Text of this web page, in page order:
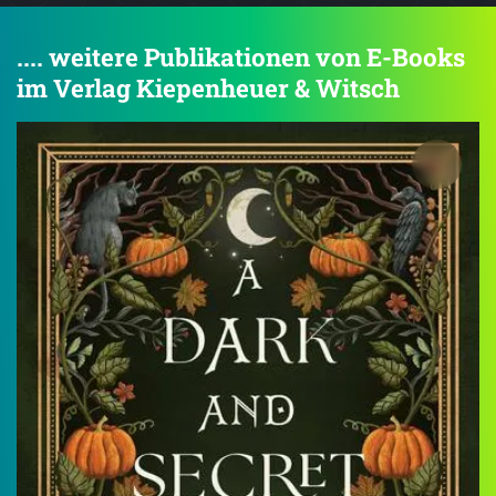
.... weitere Publikationen von E-Books
im Verlag Kiepenheuer & Witsch